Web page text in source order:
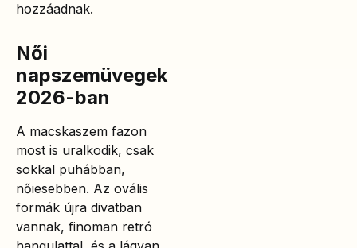
hozzáadnak.
Női
napszemüvegek
2026-ban
A macskaszem fazon
most is uralkodik, csak
sokkal puhábban,
nőiesebben. Az ovális
formák újra divatban
vannak, finoman retró